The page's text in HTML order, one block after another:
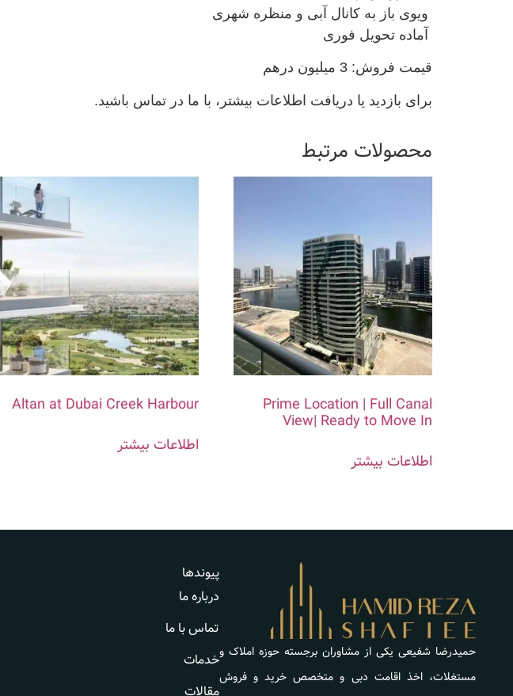
ویوی باز به کانال آبی و منظره شهری
آماده تحویل فوری
قیمت فروش: 3 میلیون درهم
برای بازدید یا دریافت اطلاعات بیشتر، با ما در تماس باشید.
محصولات مرتبط
Prime Location | Full Canal
View| Ready to Move In
اطلاعات بیشتر
Altan at Dubai Creek Harbour
اطلاعات بیشتر
حمیدرضا شفیعی یکی از مشاوران برجسته حوزه املاک و
مستغلات، اخذ اقامت دبی و متخصص خرید و فروش
پیوندها
درباره ما
تماس با ما
خدمات
مقالات